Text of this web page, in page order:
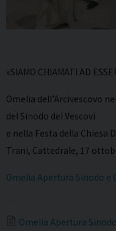
«SIAMO CHIAMATI AD
Omelia dell’Arcivescovo
del Sinodo dei Vescovi
e nella Festa della Chiesa
Trani, Cattedrale, 17
Omelia Apertura Sinodo e
Omelia Apertura